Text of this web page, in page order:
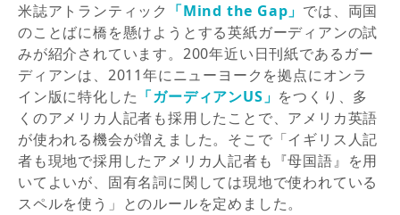
米誌アトランティック 「Mind the Gap」 では、両国
のことばに橋を懸けようとする英紙ガーディアンの試
みが紹介されています。200年近い日刊紙であるガー
ディアンは、2011年にニューヨークを拠点にオンラ
イン版に特化した 「ガーディアンUS」 をつくり、多
くのアメリカ人記者も採用したことで、アメリカ英語
が使われる機会が増えました。そこで「イギリス人記
者も現地で採用したアメリカ人記者も『母国語』を用
いてよいが、固有名詞に関しては現地で使われている
スペルを使う」とのルールを定めました。